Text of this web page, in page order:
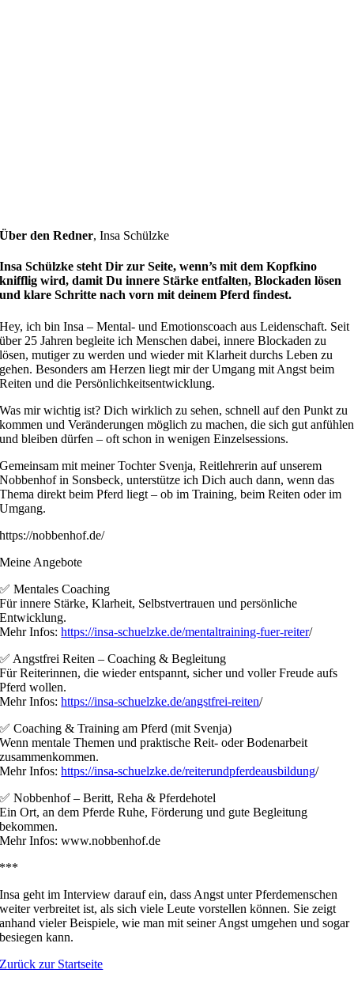
Über den Redner,Insa Schülzke
Insa Schülzke steht Dir zur Seite, wenn’s mit dem Kopfkino
knifflig wird, damit Du innere Stärke entfalten, Blockaden lösen
und klare Schritte nach vorn mit deinem Pferd findest.
Hey, ich bin Insa – Mental- und Emotionscoach aus Leidenschaft. Seit
über 25 Jahren begleite ich Menschen dabei, innere Blockaden zu
lösen, mutiger zu werden und wieder mit Klarheit durchs Leben zu
gehen. Besonders am Herzen liegt mir der Umgang mit Angst beim
Reiten und die Persönlichkeitsentwicklung.
Was mir wichtig ist? Dich wirklich zu sehen, schnell auf den Punkt zu
kommen und Veränderungen möglich zu machen, die sich gut anfühlen
und bleiben dürfen – oft schon in wenigen Einzelsessions.
Gemeinsam mit meiner Tochter Svenja, Reitlehrerin auf unserem
Nobbenhof in Sonsbeck, unterstütze ich Dich auch dann, wenn das
Thema direkt beim Pferd liegt – ob im Training, beim Reiten oder im
Umgang.
https://nobbenhof.de/
Meine Angebote
✅ Mentales Coaching
Für innere Stärke, Klarheit, Selbstvertrauen und persönliche
Entwicklung.
Mehr Infos:https://insa-schuelzke.de/mentaltraining-fuer-reiter/
✅ Angstfrei Reiten – Coaching & Begleitung
Für Reiterinnen, die wieder entspannt, sicher und voller Freude aufs
Pferd wollen.
Mehr Infos:https://insa-schuelzke.de/angstfrei-reiten/
✅ Coaching & Training am Pferd (mit Svenja)
Wenn mentale Themen und praktische Reit- oder Bodenarbeit
zusammenkommen.
Mehr Infos:https://insa-schuelzke.de/reiterundpferdeausbildung/
✅ Nobbenhof – Beritt, Reha & Pferdehotel
Ein Ort, an dem Pferde Ruhe, Förderung und gute Begleitung
bekommen.
Mehr Infos: www.nobbenhof.de
***
Insa geht im Interview darauf ein, dass Angst unter Pferdemenschen
weiter verbreitet ist, als sich viele Leute vorstellen können. Sie zeigt
anhand vieler Beispiele, wie man mit seiner Angst umgehen und sogar
besiegen kann.
Zurück zur Startseite